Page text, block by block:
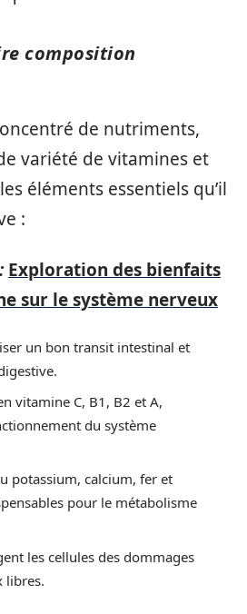
composition
de nutriments,
variété de vitamines et
éléments essentiels qu’il
:
Exploration des bienfaits
sur le système nerveux
un bon transit intestinal et
vitamine C, B1, B2 et A,
du système
potassium, calcium, fer et
pour le métabolisme
les cellules des dommages
libres.